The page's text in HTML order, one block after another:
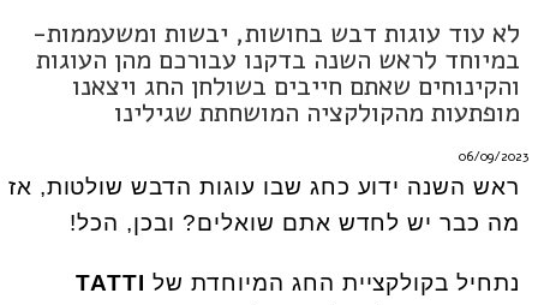
לא עוד עוגות דבש בחושות, יבשות ומשעממות-
במיוחד לראש השנה בדקנו עבורכם מהן העוגות
והקינוחים שאתם חייבים בשולחן החג ויצאנו
מופתעות מהקולקציה המושחתת שגילינו
06/09/2023
ראש השנה ידוע כחג שבו עוגות הדבש שולטות, אז
מה כבר יש לחדש אתם שואלים? ובכן, הכל!
נתחיל בקולקציית החג המיוחדת של TATTI